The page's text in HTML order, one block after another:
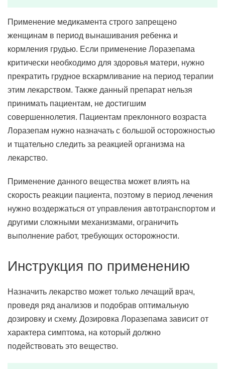
Применение медикамента строго запрещено
женщинам в период вынашивания ребенка и
кормления грудью. Если применение Лоразепама
критически необходимо для здоровья матери, нужно
прекратить грудное вскармливание на период терапии
этим лекарством. Также данный препарат нельзя
принимать пациентам, не достигшим
совершеннолетия. Пациентам преклонного возраста
Лоразепам нужно назначать с большой осторожностью
и тщательно следить за реакцией организма на
лекарство.
Применение данного вещества может влиять на
скорость реакции пациента, поэтому в период лечения
нужно воздержаться от управления автотранспортом и
другими сложными механизмами, ограничить
выполнение работ, требующих осторожности.
Инструкция по применению
Назначить лекарство может только лечащий врач,
проведя ряд анализов и подобрав оптимальную
дозировку и схему. Дозировка Лоразепама зависит от
характера симптома, на который должно
подействовать это вещество.